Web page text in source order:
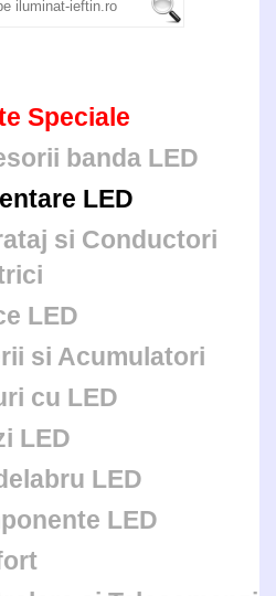
Speciale
banda LED
LED
si Conductori
LED
si Acumulatori
cu LED
LED
LED
LED